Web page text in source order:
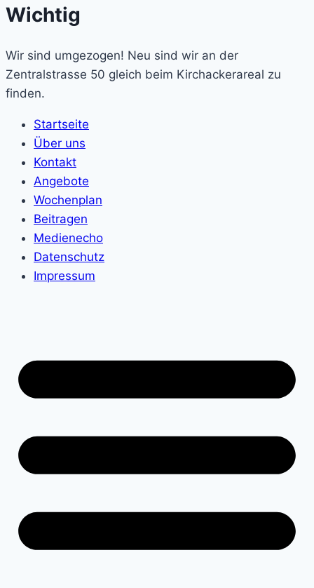
Wichtig
Wir sind umgezogen! Neu sind wir an der
Zentralstrasse 50 gleich beim Kirchackerareal zu
finden.
Startseite
Über uns
Kontakt
Angebote
Wochenplan
Beitragen
Medienecho
Datenschutz
Impressum